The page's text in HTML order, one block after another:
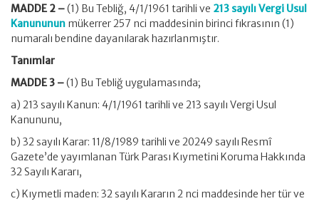
MADDE 2 –(1) Bu Tebliğ, 4/1/1961 tarihli ve 213 sayılı Vergi Usul
Kanununun mükerrer 257 nci maddesinin birinci fıkrasının (1)
numaralı bendine dayanılarak hazırlanmıştır.
Tanımlar
MADDE 3 –(1) Bu Tebliğ uygulamasında;
a) 213 sayılı Kanun: 4/1/1961 tarihli ve 213 sayılı Vergi Usul
Kanununu,
b) 32 sayılı Karar: 11/8/1989 tarihli ve 20249 sayılı Resmî
Gazete’de yayımlanan Türk Parası Kıymetini Koruma Hakkında
32 Sayılı Kararı,
c) Kıymetli maden: 32 sayılı Kararın 2 nci maddesinde her tür ve